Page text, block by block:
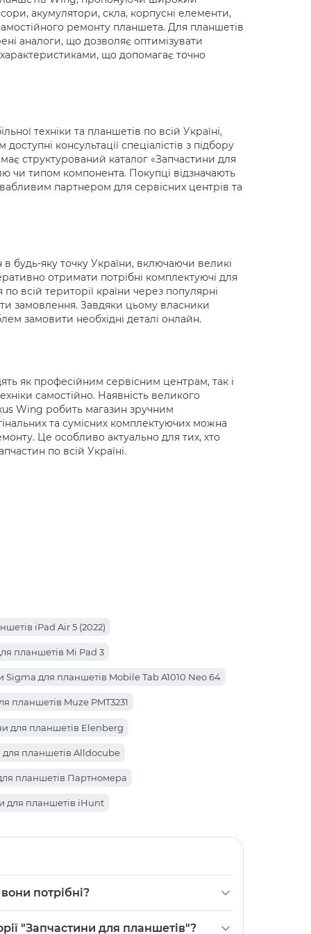
акумулятори, скла, корпусні елементи,
ремонту планшета. Для планшетів
аналоги, що дозволяє оптимізувати
що допомагає точно
техніки та планшетів по всій Україні,
консультації спеціалістів з підбору
структурований каталог «Запчастини для
чи типом компонента. Покупці відзначають
партнером для сервісних центрів та
будь-яку точку України, включаючи великі
отримати потрібні комплектуючі для
всій території країни через популярні
замовлення. Завдяки цьому власники
замовити необхідні деталі онлайн.
як професійним сервісним центрам, так і
самостійно. Наявність великого
Wing робить магазин зручним
та сумісних комплектуючих можна
Це особливо актуально для тих, хто
по всій Україні.
iPad Air 5 (2022)
планшетів Mi Pad 3
Sigma для планшетів Mobile Tab A1010 Neo 64
планшетів Muze PMT3231
Apple для планшетів iPad Pro 12.9 (2017)
Pad 70
X98 Air III
MediaPad M5 Lite 10
для планшетів Tab M10 (TB-X505F)
для планшетів iWork10 Super
iWork10 Ultimate
для планшетів Elenberg
для планшетів Alldocube
планшетів Партномера
для планшетів iHunt
планшетів Alcatel
для планшетів ONN
потрібні?
"Запчастини для планшетів"?